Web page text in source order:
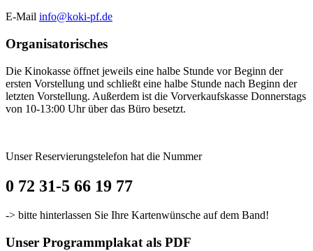
E-Mail info@koki-pf.de
Organisatorisches
Die Kinokasse öffnet jeweils eine halbe Stunde vor Beginn der
ersten Vorstellung und schließt eine halbe Stunde nach Beginn der
letzten Vorstellung. Außerdem ist die Vorverkaufskasse Donnerstags
von 10-13:00 Uhr über das Büro besetzt.
Unser Reservierungstelefon hat die Nummer
0 72 31-5 66 19 77
-> bitte hinterlassen Sie Ihre Kartenwünsche auf dem Band!
Unser Programmplakat als PDF